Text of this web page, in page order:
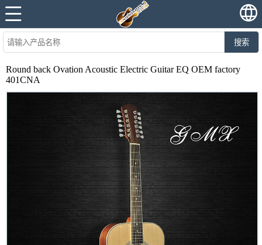
搜索
Round back Ovation Acoustic Electric Guitar EQ OEM factory
401CNA